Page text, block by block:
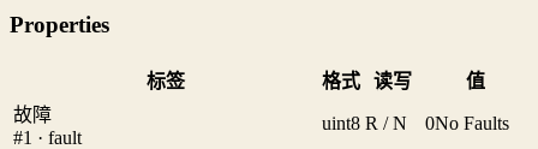
Properties
标签 格式 读写
值
故障
#1 · fault
uint8 R / N 0No Faults